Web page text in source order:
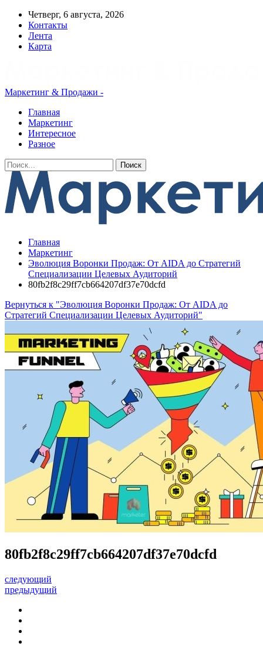
Четверг, 6 августа, 2026
Контакты
Лента
Карта
Маркетинг & Продажи -
Главная
Маркетинг
Интересное
Разное
Главная
Маркетинг
Эволюция Воронки Продаж: От AIDA до Стратегий
Специализации Целевых Аудиторий
80fb2f8c29ff7cb664207df37e70dcfd
Вернуться к "Эволюция Воронки Продаж: От AIDA до
Стратегий Специализации Целевых Аудиторий"
80fb2f8c29ff7cb664207df37e70dcfd
следующий
предыдущий